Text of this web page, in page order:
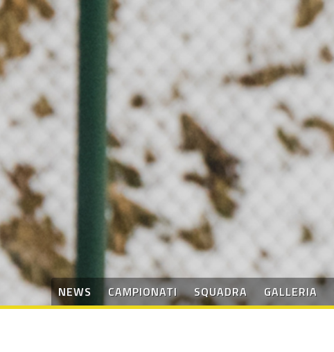
NEWS CAMPIONATI SQUADRA GALLERIA